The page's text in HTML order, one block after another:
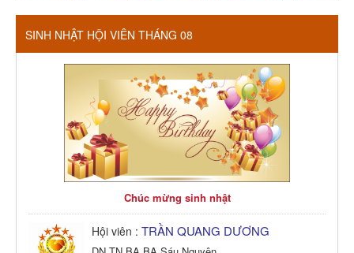
SINH NHẬT HỘI VIÊN THÁNG 08
Chúc mừng sinh nhật
Hội viên : TRẦN QUANG DƯƠNG